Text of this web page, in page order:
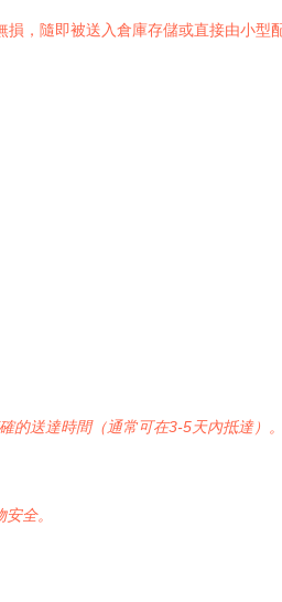
，隨即被送入倉庫存儲或直接由小型
送達時間（通常可在3-5天內抵達）。
全。